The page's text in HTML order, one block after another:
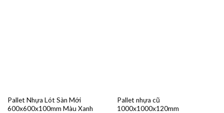
Pallet Nhựa Lót Sàn Mới
600x600x100mm Màu Xanh
Pallet nhựa cũ
1000x1000x120mm